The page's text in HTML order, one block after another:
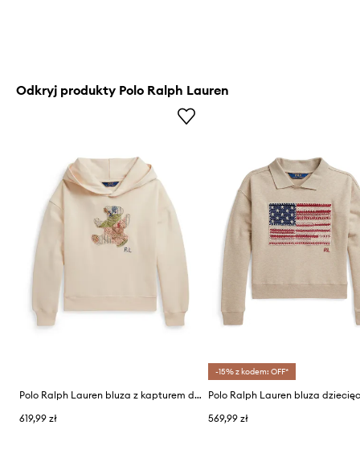
Odkryj produkty Polo Ralph Lauren
Polo Ralph Lauren bluza z kapturem dziecięca bawełniana
619,99 zł
-15% z kodem: OFF*
Polo Ralph Lauren bluza
569,99 zł